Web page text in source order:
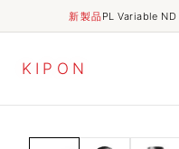
新製品PL Variable ND
K I P O N
HOME SHOP